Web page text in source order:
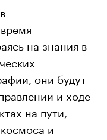
—
на знания в
они будут
и ходе
на пути,
и